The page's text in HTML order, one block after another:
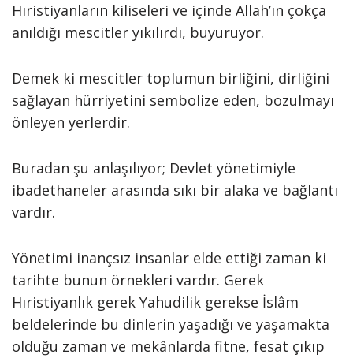
Hıristiyanların kiliseleri ve içinde Allah’ın çokça
anıldığı mescitler yıkılırdı, buyuruyor.
Demek ki mescitler toplumun birliğini, dirliğini
sağlayan hürriyetini sembolize eden, bozulmayı
önleyen yerlerdir.
Buradan şu anlaşılıyor; Devlet yönetimiyle
ibadethaneler arasında sıkı bir alaka ve bağlantı
vardır.
Yönetimi inançsız insanlar elde ettiği zaman ki
tarihte bunun örnekleri vardır. Gerek
Hıristiyanlık gerek Yahudilik gerekse İslâm
beldelerinde bu dinlerin yaşadığı ve yaşamakta
olduğu zaman ve mekânlarda fitne, fesat çıkıp